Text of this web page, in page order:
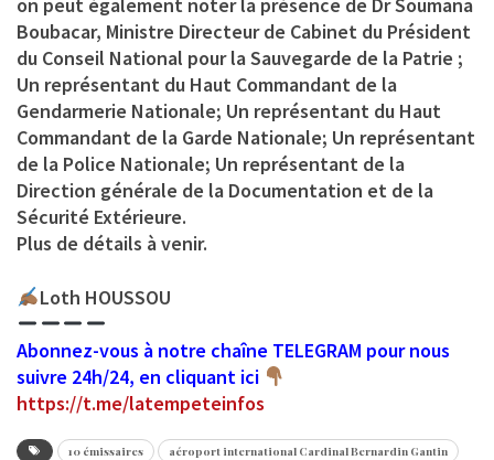
Boubacar, Ministre Directeur de Cabinet du Président
du Conseil National pour la Sauvegarde de la Patrie ;
Un représentant du Haut Commandant de la
Gendarmerie Nationale; Un représentant du Haut
Commandant de la Garde Nationale; Un représentant
de la Police Nationale; Un représentant de la
Direction générale de la Documentation et de la
Sécurité Extérieure.
Plus de détails à venir.
Loth HOUSSOU
Abonnez-vous à notre chaîne TELEGRAM pour nous
suivre 24h/24, en cliquant ici
https://t.me/latempeteinfos
10 émissaires
aéroport international Cardinal Bernardin Gantin